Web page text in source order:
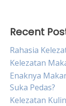
Recent
Rahasia
Kelezatan
Enaknya
Suka Pedas?
Kelezatan